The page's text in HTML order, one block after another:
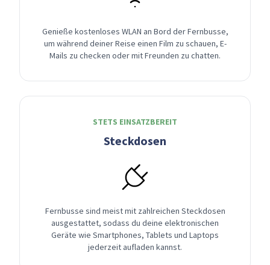
Genieße kostenloses WLAN an Bord der Fernbusse,
um während deiner Reise einen Film zu schauen, E-
Mails zu checken oder mit Freunden zu chatten.
STETS EINSATZBEREIT
Steckdosen
Fernbusse sind meist mit zahlreichen Steckdosen
ausgestattet, sodass du deine elektronischen
Geräte wie Smartphones, Tablets und Laptops
jederzeit aufladen kannst.